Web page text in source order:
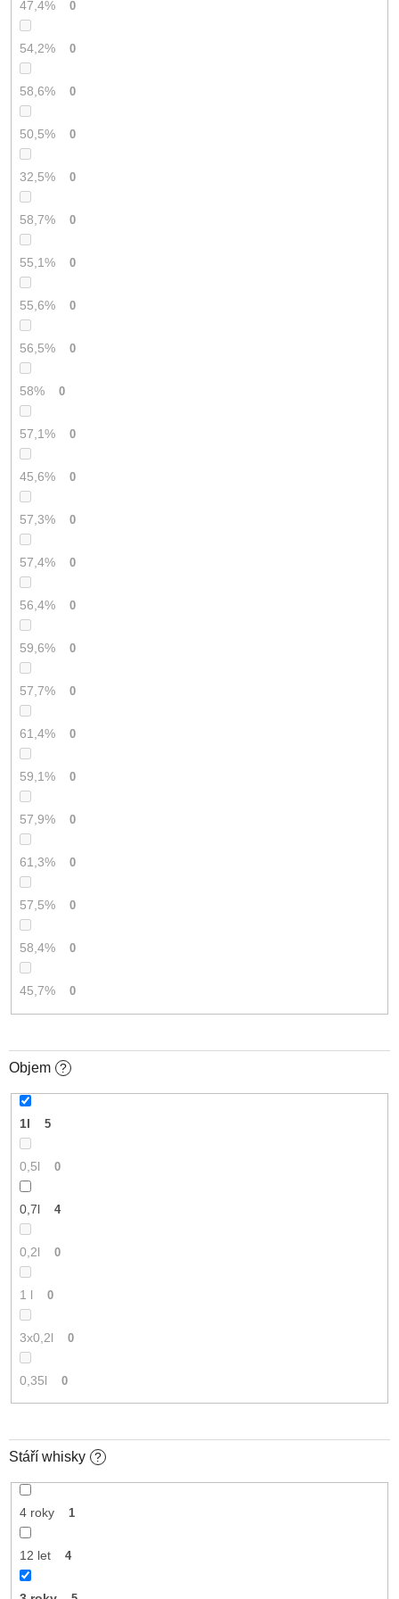
47,4% 0
54,2% 0
58,6% 0
50,5% 0
32,5% 0
58,7% 0
55,1% 0
55,6% 0
56,5% 0
58% 0
57,1% 0
45,6% 0
57,3% 0
57,4% 0
56,4% 0
59,6% 0
57,7% 0
61,4% 0
59,1% 0
57,9% 0
61,3% 0
57,5% 0
58,4% 0
45,7% 0
Objem ?
1l 5
0,5l 0
0,7l 4
0,2l 0
1 l 0
3x0,2l 0
0,35l 0
Stáří whisky ?
4 roky 1
12 let 4